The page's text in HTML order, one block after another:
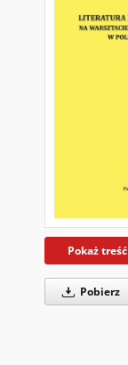
Pokaż treść
Pobierz